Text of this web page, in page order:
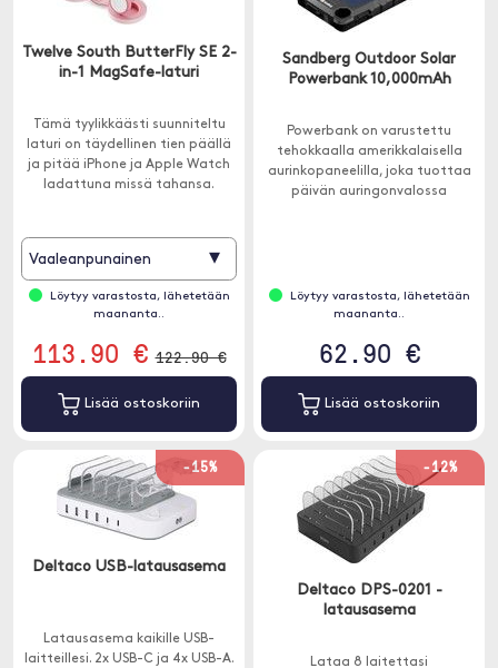
Twelve South ButterFly SE 2-
in-1 MagSafe-laturi
Tämä tyylikkäästi suunniteltu
laturi on täydellinen tien päällä
ja pitää iPhone ja Apple Watch
ladattuna missä tahansa.
Vaaleanpunainen ▾
Löytyy varastosta, lähetetään
maananta..
113.90 € 122.90 €
Lisää ostoskoriin
Sandberg Outdoor Solar
Powerbank 10,000mAh
Powerbank on varustettu
tehokkaalla amerikkalaisella
aurinkopaneelilla, joka tuottaa
päivän auringonvalossa
Löytyy varastosta, lähetetään
maananta..
62.90 €
Lisää ostoskoriin
-15%
Deltaco USB-latausasema
Latausasema kaikille USB-
laitteillesi. 2x USB-C ja 4x USB-A.
-12%
Deltaco DPS-0201 -
latausasema
Lataa 8 laitettasi